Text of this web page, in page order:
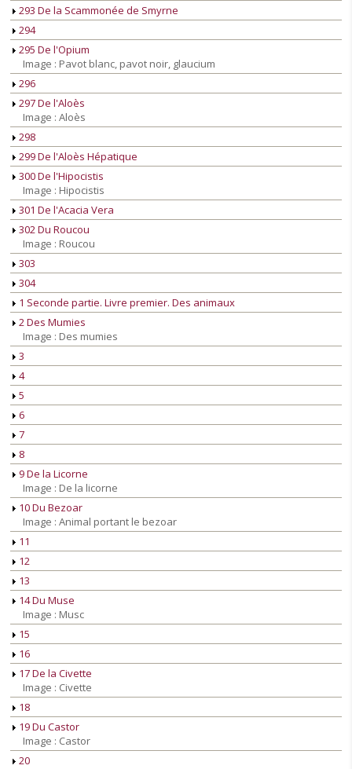
293 De la Scammonée de Smyrne
294
295 De l'Opium
Image : Pavot blanc, pavot noir, glaucium
296
297 De l'Aloès
Image : Aloès
298
299 De l'Aloès Hépatique
300 De l'Hipocistis
Image : Hipocistis
301 De l'Acacia Vera
302 Du Roucou
Image : Roucou
303
304
1 Seconde partie. Livre premier. Des animaux
2 Des Mumies
Image : Des mumies
3
4
5
6
7
8
9 De la Licorne
Image : De la licorne
10 Du Bezoar
Image : Animal portant le bezoar
11
12
13
14 Du Muse
Image : Musc
15
16
17 De la Civette
Image : Civette
18
19 Du Castor
Image : Castor
20